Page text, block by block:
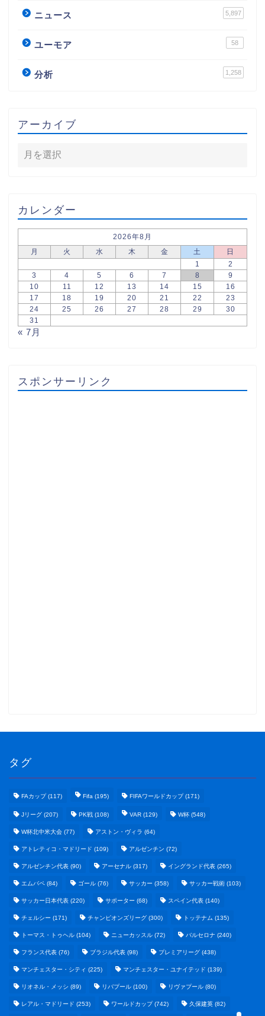
ニュース 5,897
ユーモア 58
分析 1,258
アーカイブ
カレンダー
2026年8月
月
火 水 木 金 土
日
1
2
3
4 5 6 7 8
9
10
11 12 13 14 15
16
17
18 19 20 21 22
23
24
25 26 27 28 29
30
31
« 7月
スポンサーリンク
タグ
FAカップ (117) Fifa (195) FIFAワールドカップ (171)
Jリーグ (207) PK戦 (108) VAR (129) W杯 (548)
W杯北中米大会 (77) アストン・ヴィラ (64)
アトレティコ・マドリード (109) アルゼンチン (72)
アルゼンチン代表 (90) アーセナル (317) イングランド代表 (265)
エムバペ (84) ゴール (76) サッカー (358) サッカー戦術 (103)
サッカー日本代表 (220) サポーター (68) スペイン代表 (140)
チェルシー (171) チャンピオンズリーグ (300) トッテナム (135)
トーマス・トゥヘル (104) ニューカッスル (72) バルセロナ (240)
フランス代表 (76) ブラジル代表 (98) プレミアリーグ (438)
マンチェスター・シティ (225) マンチェスター・ユナイテッド (139)
リオネル・メッシ (89) リバプール (100) リヴァプール (80)
レアル・マドリード (253) ワールドカップ (742) 久保建英 (82)
テクノロジーまとめ
ビジネス・経済まとめ